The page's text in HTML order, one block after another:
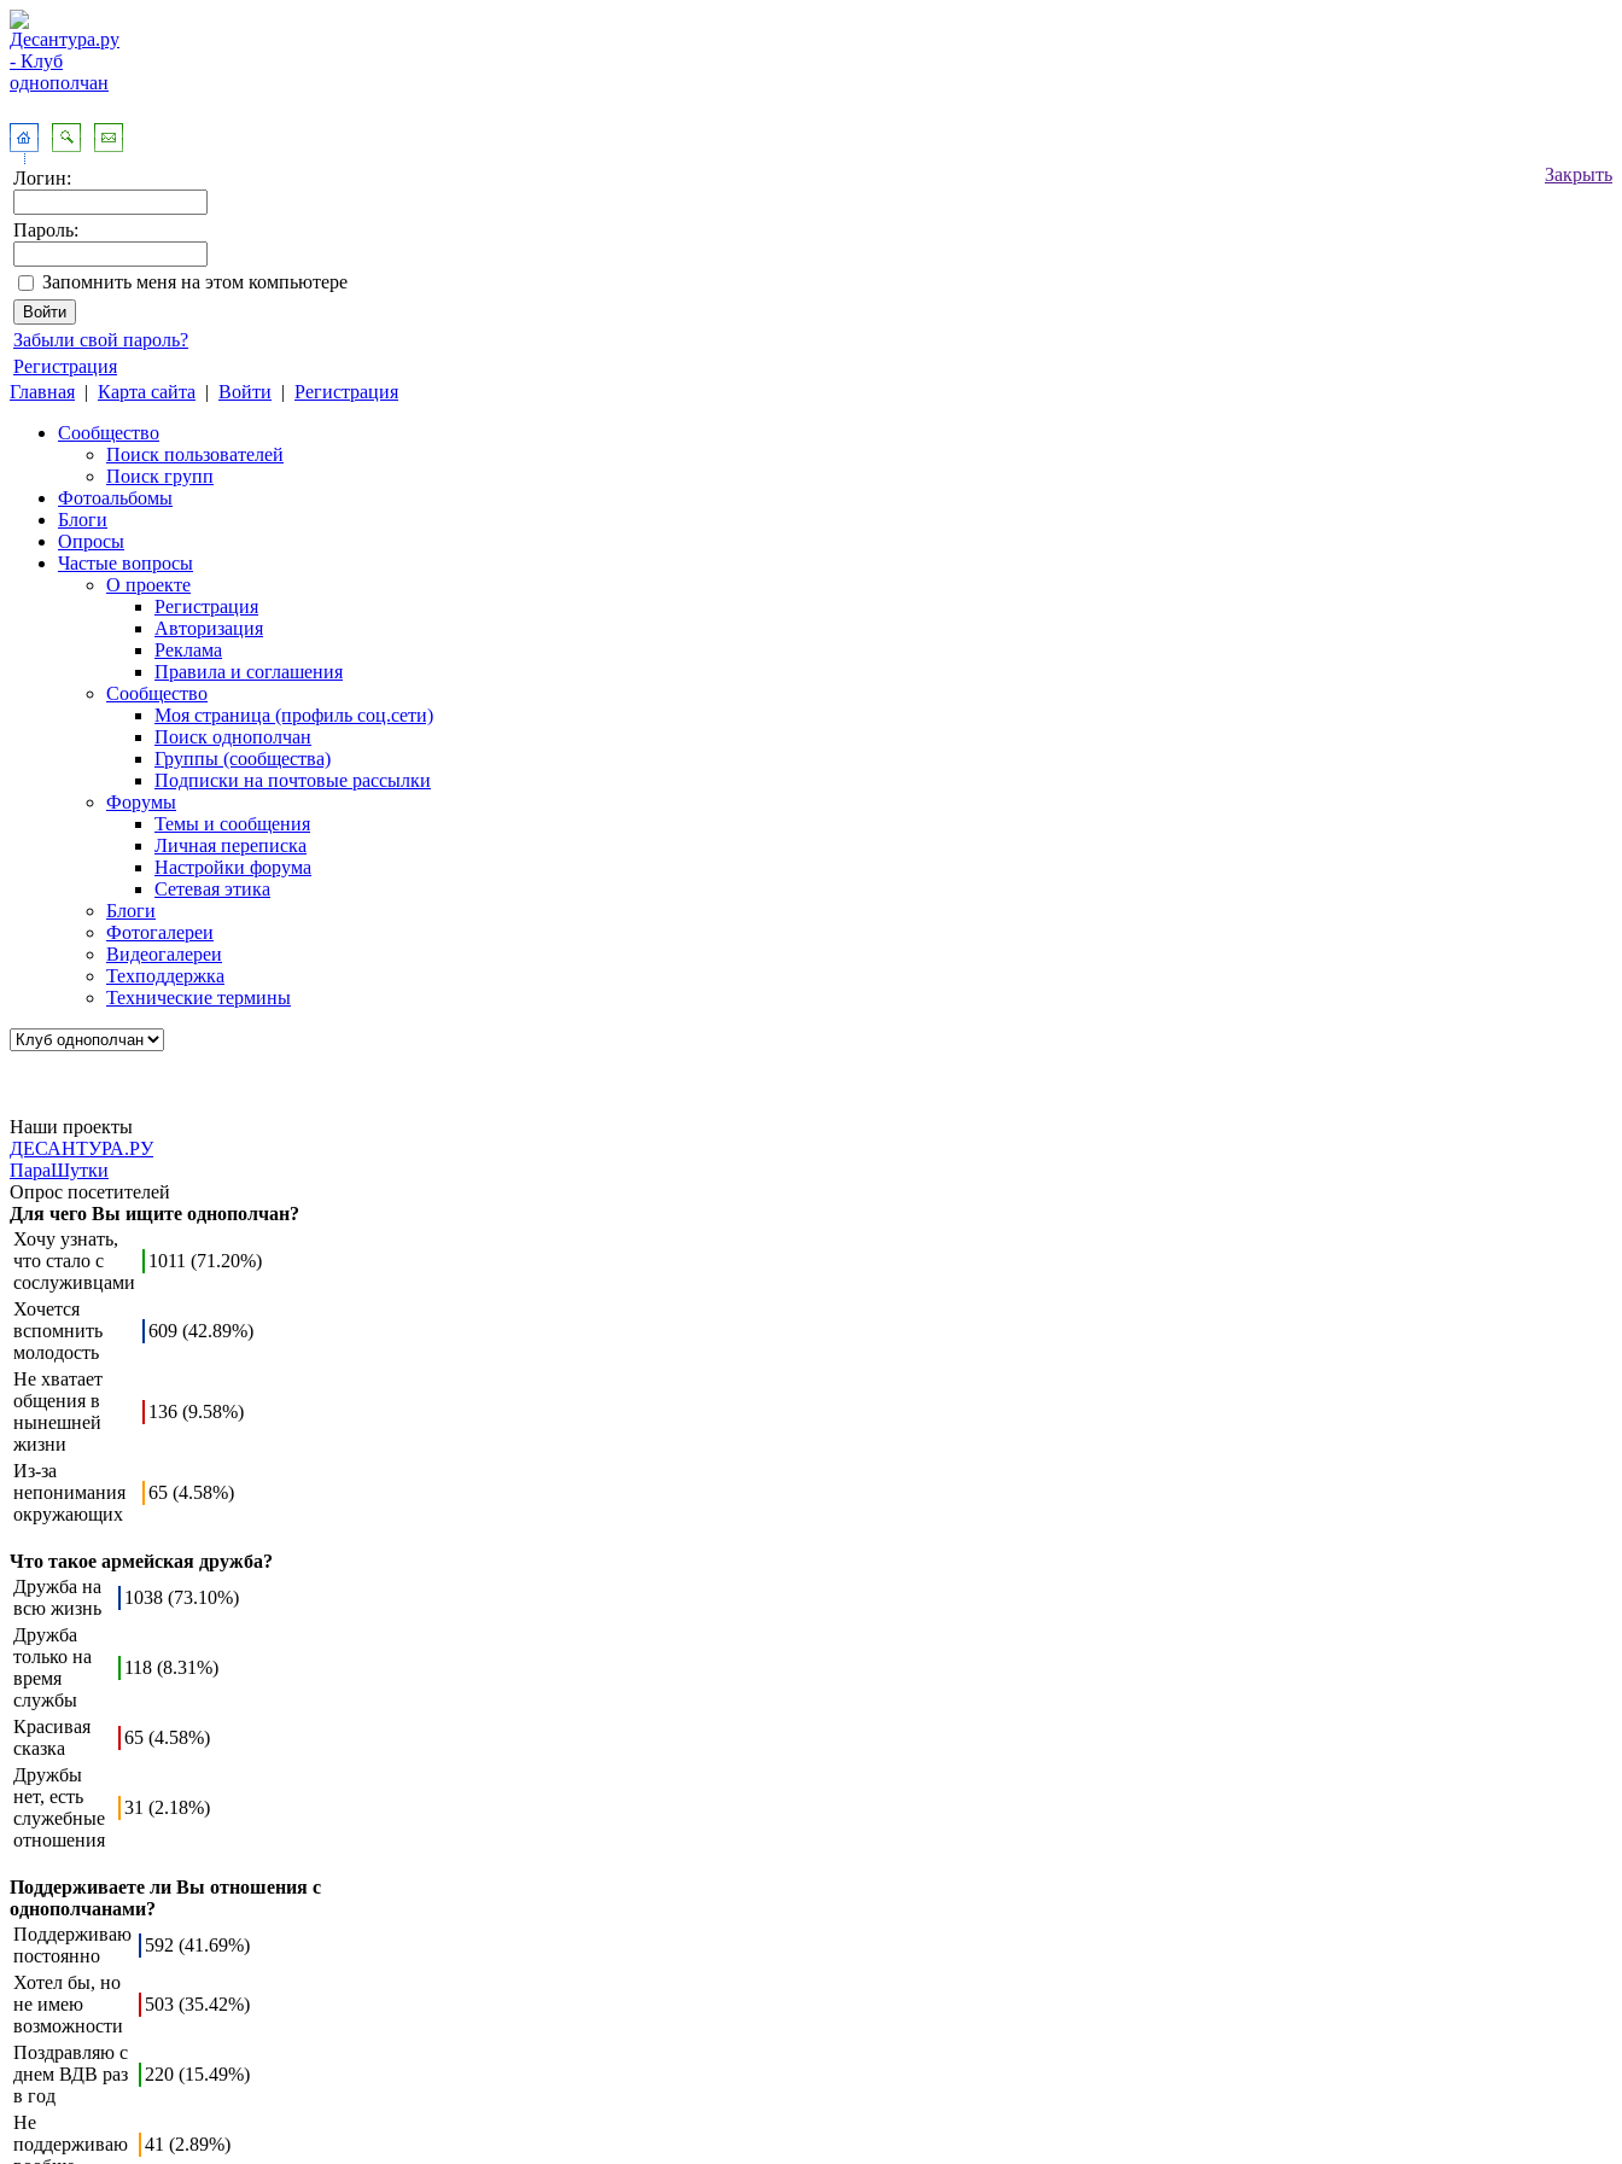
Закрыть
Логин:
Пароль:
Запомнить меня на этом компьютере
Забыли свой пароль?
Регистрация
Главная | Карта сайта | Войти | Регистрация
Сообщество
Поиск пользователей
Поиск групп
Фотоальбомы
Блоги
Опросы
Частые вопросы
О проекте
Регистрация
Авторизация
Реклама
Правила и соглашения
Сообщество
Моя страница (профиль соц.сети)
Поиск однополчан
Группы (сообщества)
Подписки на почтовые рассылки
Форумы
Темы и сообщения
Личная переписка
Настройки форума
Сетевая этика
Блоги
Фотогалереи
Видеогалереи
Техподдержка
Технические термины
Наши проекты
ДЕСАНТУРА.РУ
ПараШутки
Опрос посетителей
Для чего Вы ищите однополчан?
Хочу узнать,
что стало с
сослуживцами
1011 (71.20%)
Хочется
вспомнить
молодость
609 (42.89%)
Не хватает
общения в
нынешней
жизни
136 (9.58%)
Из-за
непонимания
окружающих
65 (4.58%)
Что такое армейская дружба?
Дружба на
всю жизнь
1038 (73.10%)
Дружба
только на
время
службы
118 (8.31%)
Красивая
сказка
65 (4.58%)
Дружбы
нет, есть
служебные
отношения
31 (2.18%)
Поддерживаете ли Вы отношения с
однополчанами?
Поддерживаю
постоянно
592 (41.69%)
Хотел бы, но
не имею
возможности
503 (35.42%)
Поздравляю с
днем ВДВ раз
в год
220 (15.49%)
Не
поддерживаю
41 (2.89%)